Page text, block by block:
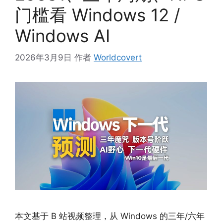
门槛看 Windows 12 /
Windows AI
2026年3月9日 作者 Worldcovert
本文基于 B 站视频整理，从 Windows 的三年/六年